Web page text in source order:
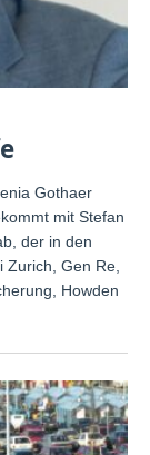
Gothaer
mit Stefan
der in den
Gen Re,
Howden